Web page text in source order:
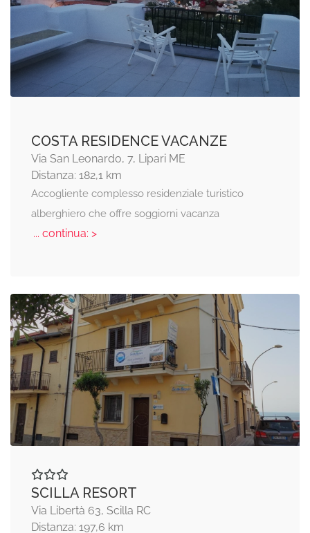
COSTA RESIDENCE VACANZE
Via San Leonardo, 7, Lipari ME
Distanza: 182,1 km
Accogliente complesso residenziale turistico
alberghiero che offre soggiorni vacanza
... continua: >
SCILLA RESORT
Via Libertà 63, Scilla RC
Distanza: 197,6 km